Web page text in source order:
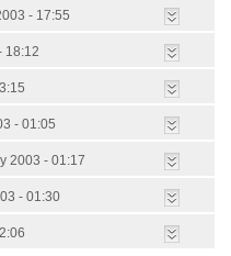
- 17:55
18:12
- 01:05
2003 - 01:17
- 01:30